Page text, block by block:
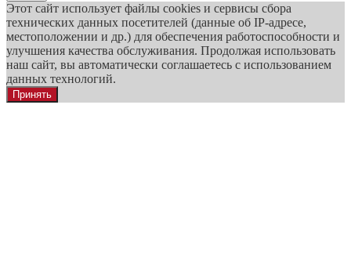
Этот сайт использует файлы cookies и сервисы сбора
технических данных посетителей (данные об IP-адресе,
местоположении и др.) для обеспечения работоспособности и
улучшения качества обслуживания. Продолжая использовать
наш сайт, вы автоматически соглашаетесь с использованием
данных технологий.
Принять